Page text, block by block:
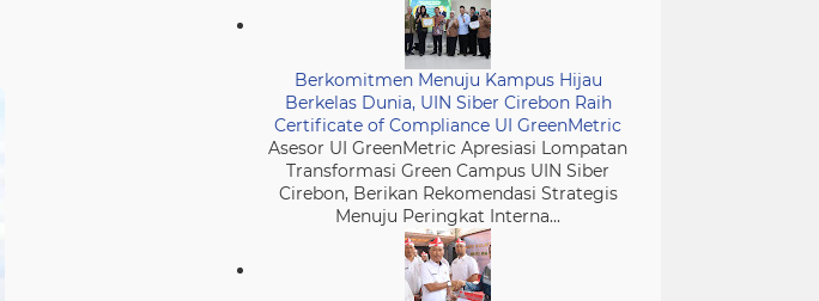
Berkomitmen Menuju Kampus Hijau
Berkelas Dunia, UIN Siber Cirebon Raih
Certificate of Compliance UI GreenMetric
Asesor UI GreenMetric Apresiasi Lompatan
Transformasi Green Campus UIN Siber
Cirebon, Berikan Rekomendasi Strategis
Menuju Peringkat Interna...